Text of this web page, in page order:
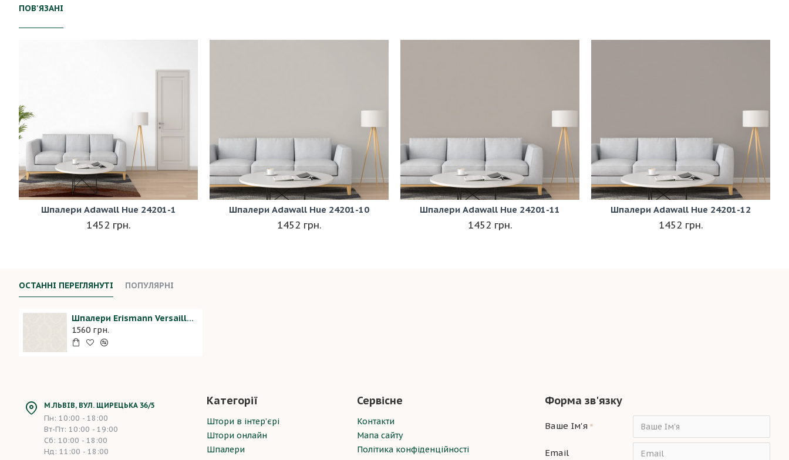
ПОВ'ЯЗАНІ
Шпалери Adawall Hue 24201-1
1452 грн.
Шпалери Adawall Hue 24201-10
1452 грн.
Шпалери Adawall Hue 24201-11
1452 грн.
Шпалери Adawall Hue 24201-12
1452 грн.
ОСТАННІ ПЕРЕГЛЯНУТІ ПОПУЛЯРНІ
Шпалери Erismann Versailles 12174-14
1560 грн.
М.ЛЬВІВ, ВУЛ. ЩИРЕЦЬКА 36/5
Пн: 10:00 - 18:00
Вт-Пт: 10:00 - 19:00
Сб: 10:00 - 18:00
Нд: 11:00 - 18:00
Категорії
Штори в інтер’єрі
Штори онлайн
Шпалери
Сервісне
Контакти
Мапа сайту
Політика конфіденційності
Форма зв'язку
Ваше Ім'я
Email